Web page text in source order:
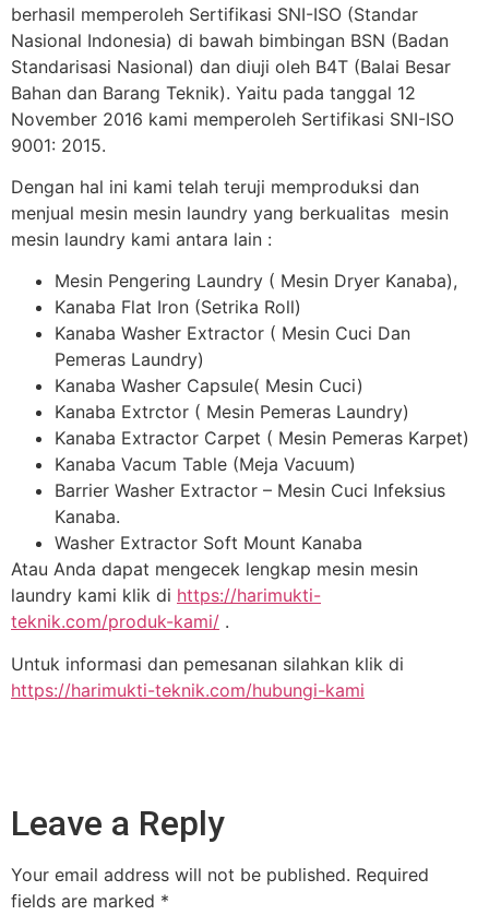
berhasil memperoleh Sertifikasi SNI-ISO (Standar
Nasional Indonesia) di bawah bimbingan BSN (Badan
Standarisasi Nasional) dan diuji oleh B4T (Balai Besar
Bahan dan Barang Teknik). Yaitu pada tanggal 12
November 2016 kami memperoleh Sertifikasi SNI-ISO
9001: 2015.
Dengan hal ini kami telah teruji memproduksi dan
menjual mesin mesin laundry yang berkualitas mesin
mesin laundry kami antara lain :
Mesin Pengering Laundry ( Mesin Dryer Kanaba),
Kanaba Flat Iron (Setrika Roll)
Kanaba Washer Extractor ( Mesin Cuci Dan
Pemeras Laundry)
Kanaba Washer Capsule( Mesin Cuci)
Kanaba Extrctor ( Mesin Pemeras Laundry)
Kanaba Extractor Carpet ( Mesin Pemeras Karpet)
Kanaba Vacum Table (Meja Vacuum)
Barrier Washer Extractor – Mesin Cuci Infeksius
Kanaba.
Washer Extractor Soft Mount Kanaba
Atau Anda dapat mengecek lengkap mesin mesin
laundry kami klik di https://harimukti-
teknik.com/produk-kami/ .
Untuk informasi dan pemesanan silahkan klik di
https://harimukti-teknik.com/hubungi-kami
Leave a Reply
Your email address will not be published. Required
fields are marked *